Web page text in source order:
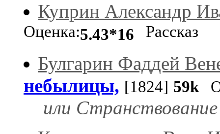
Куприн Александр
Оценка:5.43*16
Рассказ
Булгарин Фаддей
небылицы, [1824] 59k
или